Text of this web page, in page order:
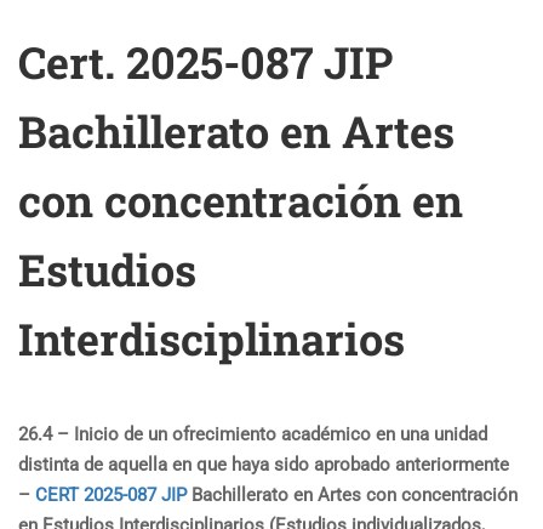
Cert. 2025-087 JIP
Bachillerato en Artes
con concentración en
Estudios
Interdisciplinarios
26.4 – Inicio de un ofrecimiento académico en una unidad
distinta de aquella en que haya sido aprobado anteriormente
– CERT 2025-087 JIP Bachillerato en Artes con concentración